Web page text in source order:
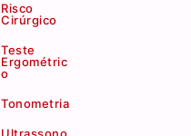
Risco
Cirúrgico
Teste
Ergométric
o
Tonometria